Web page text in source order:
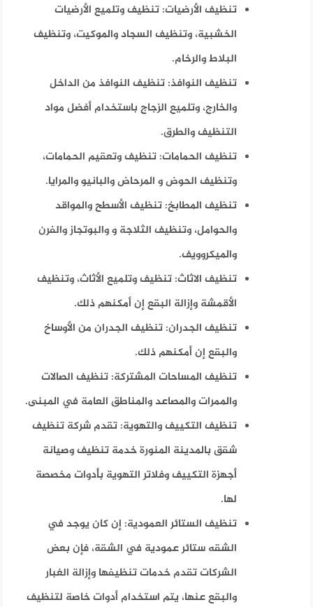
تنظيف الأرضيات: تنظيف وتلميع الأرضيات
الخشبية، وتنظيف السجاد والموكيت، وتنظيف
البلاط والرخام.
تنظيف النوافذ: تنظيف النوافذ من الداخل
والخارج، وتلميع الزجاج باستخدام أفضل مواد
التنظيف والطرق.
تنظيف الحمامات: تنظيف وتعقيم الحمامات،
وتنظيف الحوض و المرحاض والبانيو والمرايا.
تنظيف المطابخ: تنظيف الأسطح والمواقد
والحوامل، وتنظيف الثلاجة و والبوتجاز والفرن
والميكروويف.
تنظيف الاثاث: تنظيف وتلميع الأثاث، وتنظيف
الأقمشة وإزالة البقع إن أمكنهم ذلك.
تنظيف الجدران: تنظيف الجدران من الأوساخ
والبقع إن أمكنهم ذلك.
تنظيف المساحات المشتركة: تنظيف الصالات
والممرات والمصاعد والمناطق العامة في المبنى.
تنظيف التكييف والتهوية:تقدم شركة تنظيف
شقق بالمدينة المنورة خدمة تنظيف وصيانة
أجهزة التكييف وفلاتر التهوية بأدوات مخصصة
لها.
تنظيف الستائر العمودية: إن كان يوجد في
الشقه ستائر عمودية في الشقة، فإن بعض
الشركات تقدم خدمات تنظيفها وإزالة الغبار
والبقع عنها، يتم استخدام أدوات خاصة لتنظيف